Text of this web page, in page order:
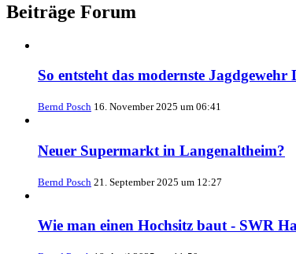
Beiträge Forum
So entsteht das modernste
Bernd Posch 16. November 2025 um 06:41
Neuer Supermarkt in Langenaltheim?
Bernd Posch 21. September 2025 um 12:27
Wie man einen Hochsitz baut - SWR